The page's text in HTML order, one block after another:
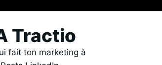
Tractio
fait ton marketing à